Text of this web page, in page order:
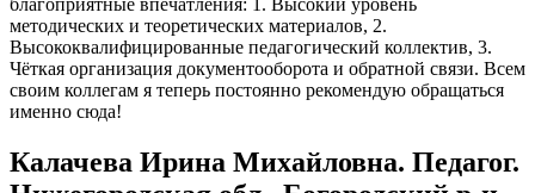
методических и теоретических материалов, 2.
Высококвалифицированные педагогический коллектив, 3.
Чёткая организация документооборота и обратной связи. Всем
своим коллегам я теперь постоянно рекомендую обращаться
именно сюда!
Калачева Ирина Михайловна. Педагог.